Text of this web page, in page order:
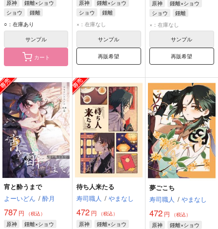
原神
鍾離×ショウ
ショウ
鍾離
○：在庫あり
サンプル
カート
原神
鍾離×ショウ
ショウ
鍾離
×：在庫なし
サンプル
再販希望
原神
鍾離×ショウ
ショウ
鍾離
×：在庫なし
サンプル
再販希望
宵と酔うまで
よーいどん / 酔月
787 円 （税込）
原神
鍾離×ショウ
待ち人来たる
寿司職人 / やまなし
472 円 （税込）
原神
鍾離×ショウ
夢ごこち
寿司職人 / やまなし
472円 （税込）
原神
鍾離×ショウ